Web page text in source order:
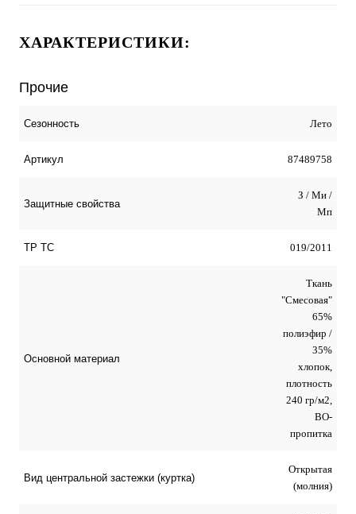
ХАРАКТЕРИСТИКИ:
Прочие
Сезонность Лето
Артикул 87489758
Защитные свойства
З / Ми /
Мп
ТР ТС 019/2011
Основной материал
Ткань
"Смесовая"
65%
полиэфир /
35%
хлопок,
плотность
240 гр/м2,
ВО-
пропитка
Вид центральной застежки (куртка)
Открытая
(молния)